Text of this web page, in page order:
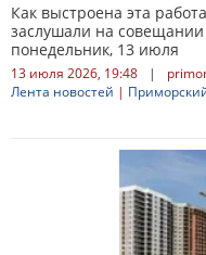
Как выстроена эта
заслушали на
понедельник, 13 июля
13 июля 2026, 19:48 |
Лента новостей |